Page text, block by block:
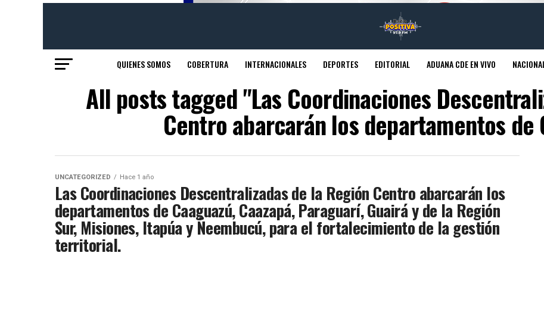
QUIENES SOMOS COBERTURA INTERNACIONALES DEPORTES EDITORIAL ADUANA CDE EN VIVO
All posts tagged "Las Coordinaciones
Centro abarcarán los departamentos de
UNCATEGORIZED Hace 1 año
Las Coordinaciones Descentralizadas de la Región Centro abarcarán los
departamentos de Caaguazú, Caazapá, Paraguarí, Guairá y de la Región
Sur, Misiones, Itapúa y Ñeembucú, para el fortalecimiento de la gestión
territorial.